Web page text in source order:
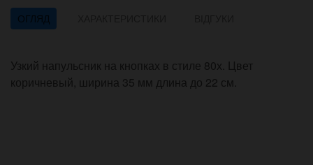
ОГЛЯД
Узкий напульсник на кнопках в стиле 80х. Цвет
коричневый, ширина 35 мм длина до 22 см.